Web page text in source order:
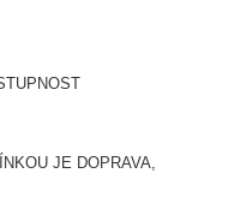
JE DOPRAVA,